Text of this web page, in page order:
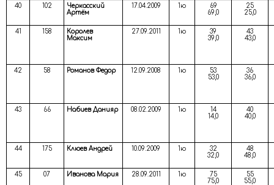
40 102
Черкасский
Артём
17.04.2009 1ю
69
69,0
25
25,0
41 158
Королев
Максим
27.09.2011 1ю
39
39,0
43
43,0
42 58 Романов Федор 12.09.2008 1ю
53
53,0
36
36,0
43 66 Набиев Данияр 08.02.2009 1ю
14
14,0
40
40,0
44 175 Клюев Андрей 10.09.2009 1ю
32
32,0
48
48,0
45 07 Иванова Мария 28.09.2011 1ю
75
75,0
55
55,0